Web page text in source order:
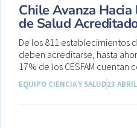
Chile Avanza
de Salud
De los 811 establecimientos
deben acreditarse, hasta
17% de los CESFAM cuentan
EQUIPO CIENCIA Y SALUD23 ABRIL